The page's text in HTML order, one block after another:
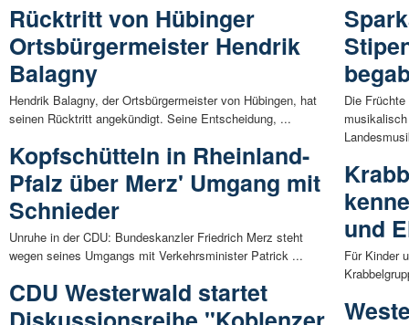
Rücktritt von Hübinger
Ortsbürgermeister Hendrik
Balagny
Hendrik Balagny, der Ortsbürgermeister von Hübingen, hat
seinen Rücktritt angekündigt. Seine Entscheidung, ...
Kopfschütteln in Rheinland-
Pfalz über Merz' Umgang mit
Schnieder
Unruhe in der CDU: Bundeskanzler Friedrich Merz steht
wegen seines Umgangs mit Verkehrsminister Patrick ...
CDU Westerwald startet
Die
und
Für Kinder